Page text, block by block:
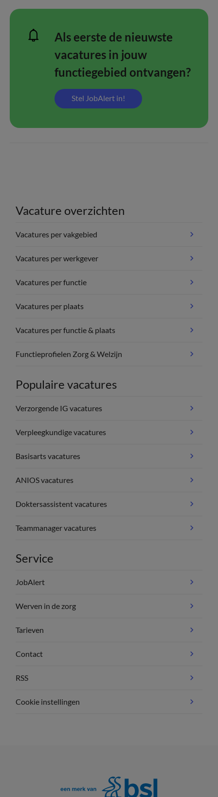
Als eerste de nieuwste
vacatures in jouw
functiegebied ontvangen?
Stel JobAlert in!
Vacature overzichten
Vacatures per vakgebied
Vacatures per werkgever
Vacatures per functie
Vacatures per plaats
Vacatures per functie & plaats
Functieprofielen Zorg & Welzijn
Populaire vacatures
Verzorgende IG vacatures
Verpleegkundige vacatures
Basisarts vacatures
ANIOS vacatures
Doktersassistent vacatures
Teammanager vacatures
Service
JobAlert
Werven in de zorg
Tarieven
Contact
RSS
Cookie instellingen